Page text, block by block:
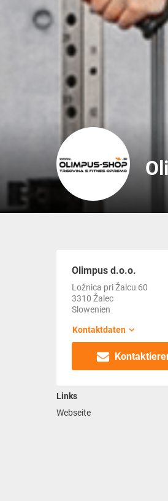
Olimpus d.o.o.
Ložnica pri Žalcu 60
3310 Žalec
Slowenien
Kontaktdaten
Links
Webseite